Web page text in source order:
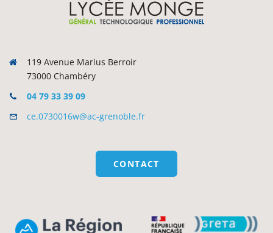
119 Avenue Marius Berroir
73000 Chambéry
04 79 33 39 09
ce.0730016w@ac-grenoble.fr
CONTACT